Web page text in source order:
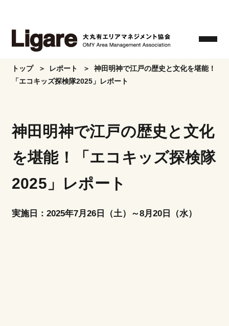
content
トップ レポート
神田明神で江戸の歴史と文化を堪能！
「エコキッズ探検隊2025」レポート
神田明神で江戸の歴史と文化
を堪能！「エコキッズ探検隊
2025」レポート
実施日：2025年7月26日（土）～8月20日（水）